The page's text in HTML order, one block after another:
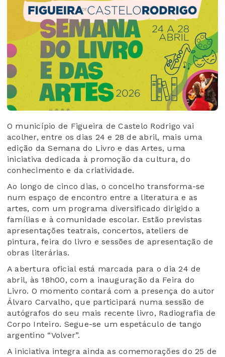
O município de Figueira de Castelo Rodrigo vai
acolher, entre os dias 24 e 28 de abril, mais uma
edição da Semana do Livro e das Artes, uma
iniciativa dedicada à promoção da cultura, do
conhecimento e da criatividade.
Ao longo de cinco dias, o concelho transforma-se
num espaço de encontro entre a literatura e as
artes, com um programa diversificado dirigido a
famílias e à comunidade escolar. Estão previstas
apresentações teatrais, concertos, ateliers de
pintura, feira do livro e sessões de apresentação de
obras literárias.
A abertura oficial está marcada para o dia 24 de
abril, às 18h00, com a inauguração da Feira do
Livro. O momento contará com a presença do autor
Álvaro Carvalho, que participará numa sessão de
autógrafos do seu mais recente livro, Radiografia de
Corpo Inteiro. Segue-se um espetáculo de tango
argentino “Volver”.
A iniciativa integra ainda as comemorações do25 de